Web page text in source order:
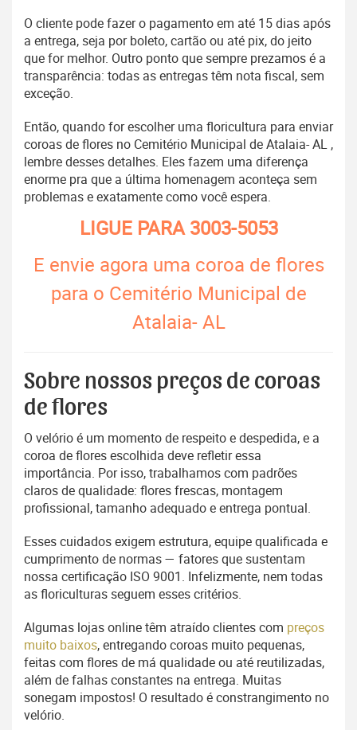
O cliente pode fazer o pagamento em até 15 dias após
a entrega, seja por boleto, cartão ou até pix, do jeito
que for melhor. Outro ponto que sempre prezamos é a
transparência: todas as entregas têm nota fiscal, sem
exceção.
Então, quando for escolher uma floricultura para enviar
coroas de flores no Cemitério Municipal de Atalaia- AL ,
lembre desses detalhes. Eles fazem uma diferença
enorme pra que a última homenagem aconteça sem
problemas e exatamente como você espera.
LIGUE PARA3003-5053
E envie agora uma coroa de flores
para o Cemitério Municipal de
Atalaia- AL
Sobre nossos preços de coroas
de flores
O velório é um momento de respeito e despedida, e a
coroa de flores escolhida deve refletir essa
importância. Por isso, trabalhamos com padrões
claros de qualidade: flores frescas, montagem
profissional, tamanho adequado e entrega pontual.
Esses cuidados exigem estrutura, equipe qualificada e
cumprimento de normas — fatores que sustentam
nossa certificação ISO 9001. Infelizmente, nem todas
as floriculturas seguem esses critérios.
Algumas lojas online têm atraído clientes com preços
muito baixos, entregando coroas muito pequenas,
feitas com flores de má qualidade ou até reutilizadas,
além de falhas constantes na entrega. Muitas
sonegam impostos! O resultado é constrangimento no
velório.